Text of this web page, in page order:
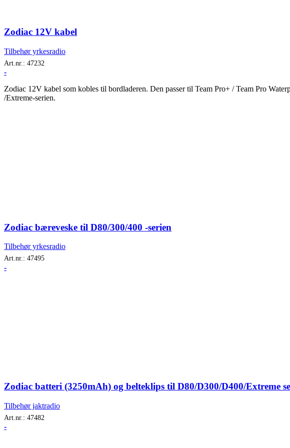
Zodiac 12V kabel
Tilbehør yrkesradio
Art.nr.: 47232
-
Zodiac 12V kabel som kobles til bordladeren. Den passer til Team Pro+ / Team Pro
/Extreme-serien.
Zodiac bæreveske til D80/300/400 -serien
Tilbehør yrkesradio
Art.nr.: 47495
-
Zodiac batteri (3250mAh) og belteklips til D80/D300/D400/Extreme
Tilbehør jaktradio
Art.nr.: 47482
-